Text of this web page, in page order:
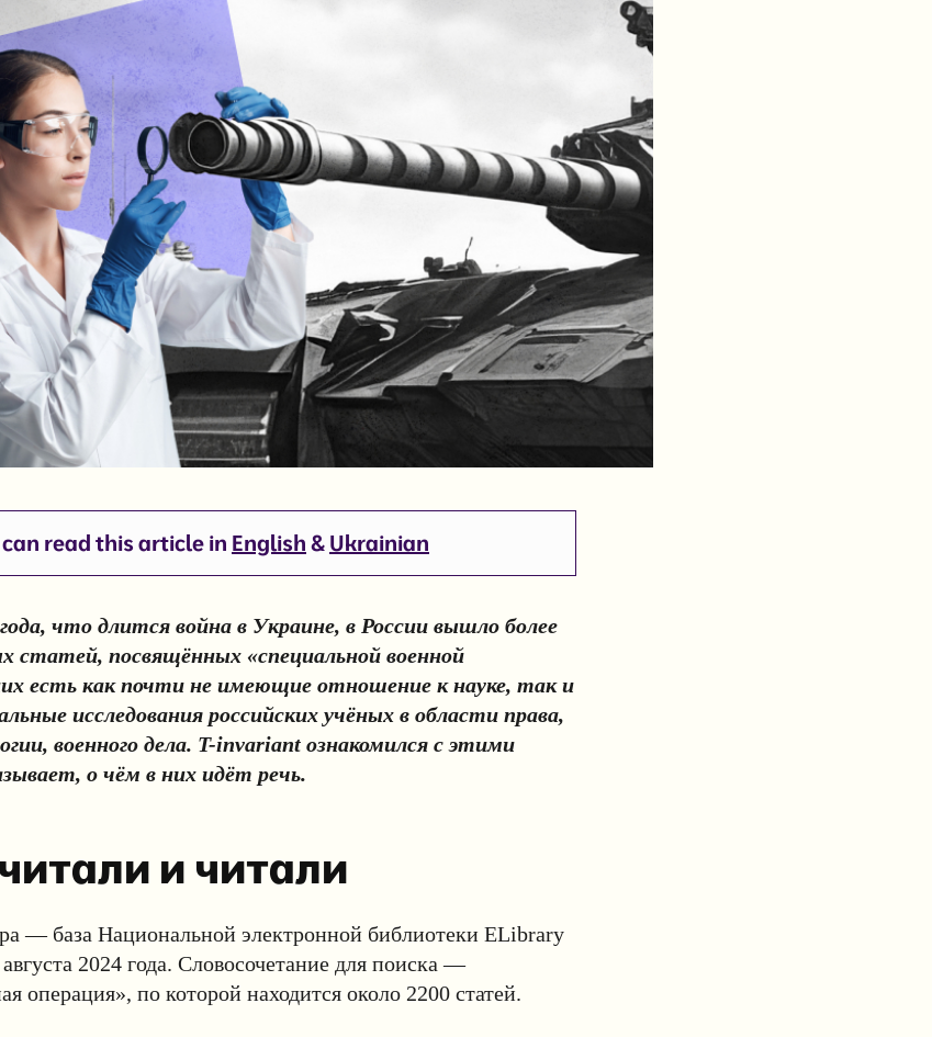
can read this article in English & Ukrainian
что длится война в Украине, в России вышло более
статей, посвящённых «специальной военной
есть как почти не имеющие отношение к науке, так и
исследования российских учёных в области права,
военного дела. T-invariant ознакомился с этими
о чём в них идёт речь.
и читали
— база Национальной электронной библиотеки ELibrary
2024 года. Словосочетание для поиска —
операция», по которой находится около 2200 статей.